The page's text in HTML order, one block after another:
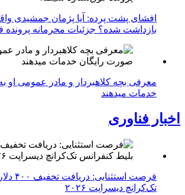
افشای پشت پرده: آیا پژمان جمشیدی
بازداشت شده؟ جزئیات محرمانه پرونده
معرفی بچه کلاهبردار و مادر عمومی او
خدمات میدهند
اخبار فناوری
فرصت
تک‌کرانچ دیسراپت ۲۰۲۶